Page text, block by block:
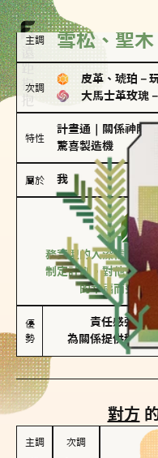
主調 雪松、聖
次調
皮革、琥珀 －
大馬士革玫瑰 －
特性
計畫通 關係神隊友
驚喜製造機
屬於 我
務實型的人深信愛情
制定計劃。對他們來
的幸福而努力
優
勢
責任感強
為關係提供穩定度
對方
主調 次調